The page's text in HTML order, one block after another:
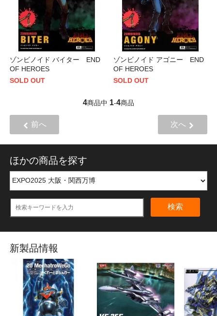
ゾンビノイド バイター END
OF HEROES
SOLD OUT
ゾンビノイド アゴニー END
OF HEROES
SOLD OUT
4商品中 1-4商品
前へ 次へ
ほかの商品を探す
検索
新製品情報